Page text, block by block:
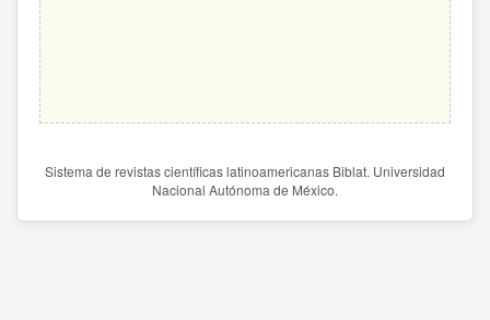
Sistema de revistas científicas latinoamericanas Biblat. Universidad
Nacional Autónoma de México.